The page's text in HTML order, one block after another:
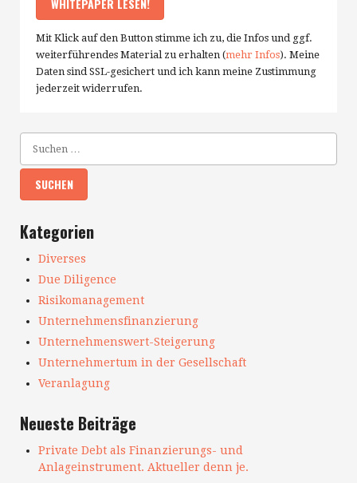
Mit Klick auf den Button stimme ich zu, die Infos und ggf.
weiterführendes Material zu erhalten (mehr Infos). Meine
Daten sind SSL-gesichert und ich kann meine Zustimmung
jederzeit widerrufen.
Kategorien
Diverses
Due Diligence
Risikomanagement
Unternehmensfinanzierung
Unternehmenswert-Steigerung
Unternehmertum in der Gesellschaft
Veranlagung
Neueste Beiträge
Private Debt als Finanzierungs- und
Anlageinstrument. Aktueller denn je.